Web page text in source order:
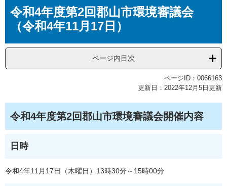
文令和4年度第2回郡山市環境審議会
（令和4年11月17日）
ページ内目次
ページID：0066163
更新日：2022年12月5日更新
令和4年度第2回郡山市環境審議会開催内容
日時
令和4年11月17日（木曜日）13時30分～15時00分